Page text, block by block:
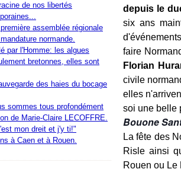
de nos libertés
assemblée régionale
normande.
par l'Homme: les algues
bretonnes, elles sont
des haies du bocage
sommes tous profondément
de Marie-Claire LECOFFRE.
mon dreit et j'y ti!"
à Caen et à Rouen.
depuis le
six ans
faire
Florian
civile
elles
soi une belle
Bouone
La fête des
Risle ainsi
Rouen ou Le